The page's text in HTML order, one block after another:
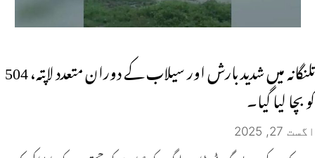
تلنگانہ میں شدید بارش اور سیلاب کے دوران متعدد لاپتہ، 504
کو بچا لیا گیا۔
اگست 27, 2025